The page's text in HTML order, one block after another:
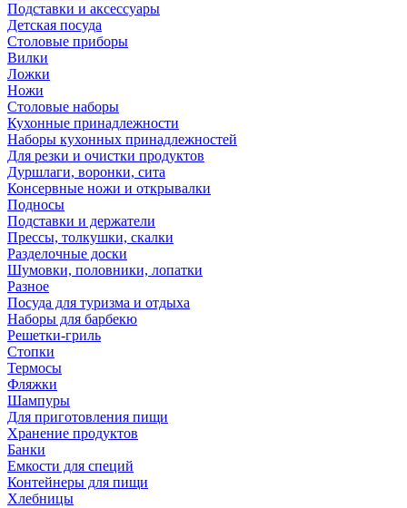
Подставки и аксессуары
Детская посуда
Столовые приборы
Вилки
Ложки
Ножи
Столовые наборы
Кухонные принадлежности
Наборы кухонных принадлежностей
Для резки и очистки продуктов
Дуршлаги, воронки, сита
Консервные ножи и открывалки
Подносы
Подставки и держатели
Прессы, толкушки, скалки
Разделочные доски
Шумовки, половники, лопатки
Разное
Посуда для туризма и отдыха
Наборы для барбекю
Решетки-гриль
Стопки
Термосы
Фляжки
Шампуры
Для приготовления пищи
Хранение продуктов
Банки
Емкости для специй
Контейнеры для пищи
Хлебницы